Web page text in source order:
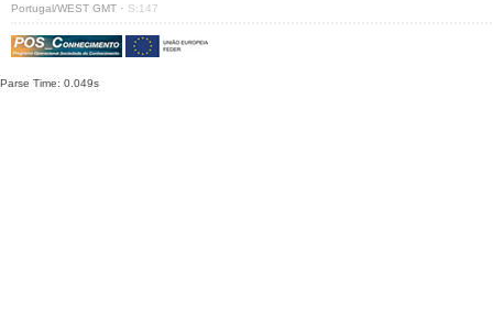
Portugal/WEST GMT · S:147
Parse Time: 0.049s